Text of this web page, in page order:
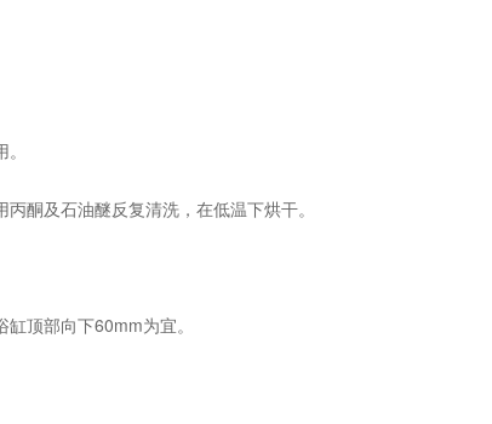
酮及石油醚反复清洗，在低温下烘干。
顶部向下60mm为宜。